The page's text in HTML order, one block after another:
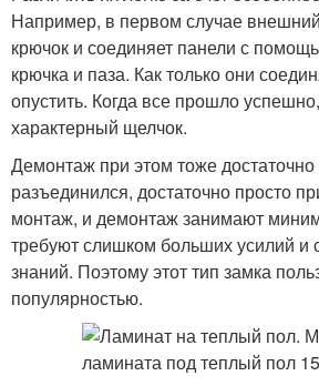
Например, в первом случае
крючок и соединяет панели с
крючка и паза. Как только они
опустить. Когда все прошло
характерный щелчок.
Демонтаж при этом тоже
разъединился, достаточно просто
монтаж, и демонтаж занимают
требуют слишком больших усилий и
знаний. Поэтому этот тип замка
популярностью.